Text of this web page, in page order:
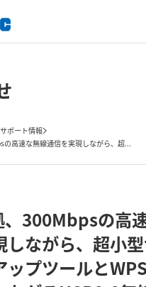
ポート情報
の高速な無線通信を実現しながら、超...
300Mbpsの高
しながら、超小型
プツールとWPS